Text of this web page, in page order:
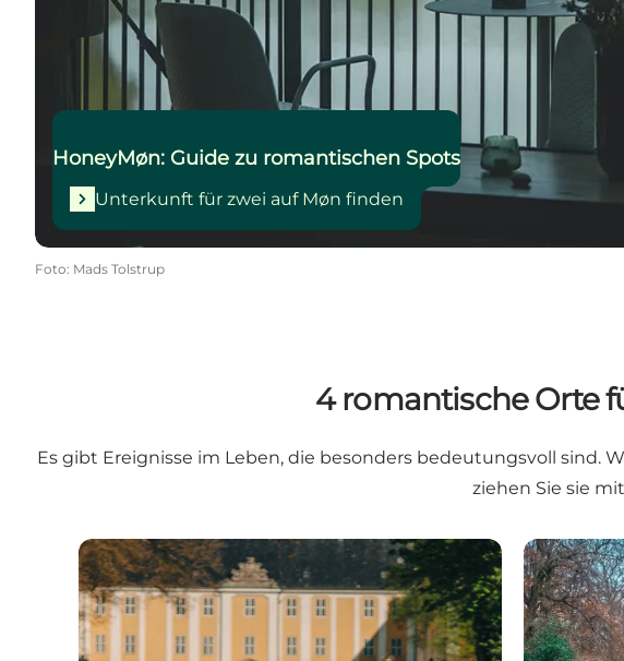
HoneyMøn: Guide zu romantischen Spots
Unterkunft für zwei auf Møn finden
Foto: Mads Tolstrup
4 romantische Orte
Es gibt Ereignisse im Leben, die besonders bedeutungsvoll sind.
ziehen Sie sie
Schloss Gavnø Liselund